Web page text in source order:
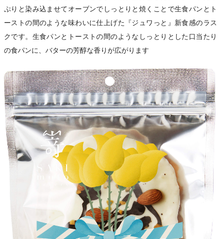
ぷりと染み込ませてオーブンでしっとりと焼くことで生食パンとト
ーストの間のような味わいに仕上げた『ジュワっと』新食感のラス
クです。生食パンとトーストの間のようなしっとりとした口当たり
の食パンに、バターの芳醇な香りが広がります